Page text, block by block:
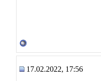
17.02.2022, 17:56